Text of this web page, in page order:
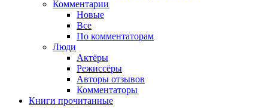
Комментарии
Новые
Все
По комментаторам
Люди
Актёры
Режиссёры
Авторы отзывов
Комментаторы
Книги прочитанные